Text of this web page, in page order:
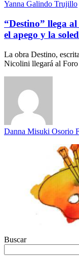
Yanna Galindo Trujillo
“Destino” llega
el apego y la
La obra Destino,
Nicolini llegará al
Danna Misuki Osorio
Buscar